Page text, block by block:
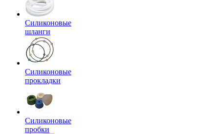
Силиконовые
шланги
Силиконовые
прокладки
Силиконовые
пробки